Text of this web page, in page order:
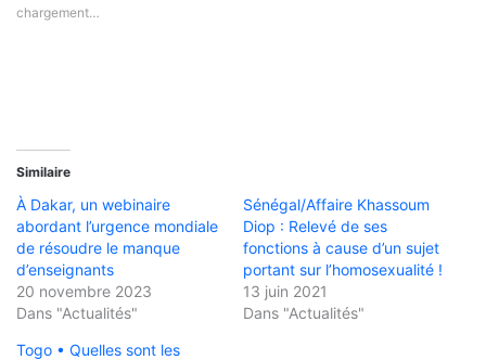
chargement…
Similaire
À Dakar, un webinaire
abordant l’urgence mondiale
de résoudre le manque
d’enseignants
20 novembre 2023
Dans "Actualités"
Sénégal/Affaire Khassoum
Diop : Relevé de ses
fonctions à cause d’un sujet
portant sur l’homosexualité !
13 juin 2021
Dans "Actualités"
Togo • Quelles sont les